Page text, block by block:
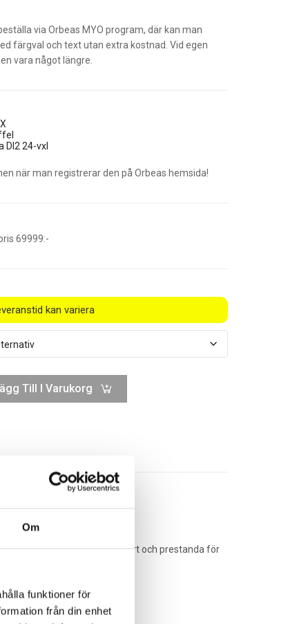
Om
funktioner för
från din enhet
via Orbeas MYO program, där kan man
färgval och text utan extra kostnad. Vid egen
vara något längre.
DI2 24-vxl
när man registrerar den på Orbeas hemsida!
69999:-
kan variera
Till I Varukorg
denna cykel både komfort och prestanda för